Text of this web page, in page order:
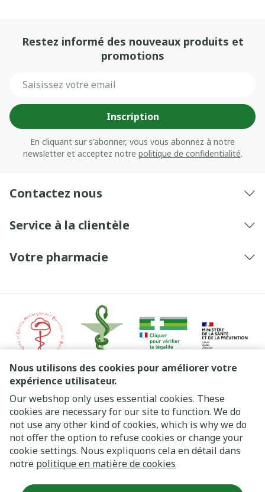
Nous utilisons des cookies pour améliorer votre
expérience utilisateur.
Our webshop only uses essential cookies. These
cookies are necessary for our site to function. We do
not use any other kind of cookies, which is why we do
not offer the option to refuse cookies or change your
cookie settings. Nous expliquons cela en détail dans
notre politique en matière de cookies
Restez informé des nouveaux produits et
promotions
Inscription
En cliquant sur s'abonner, vous vous abonnez à notre
newsletter et acceptez notre politique de confidentialité.
Contactez nous
Service à la clientèle
Votre pharmacie
Liens légaux